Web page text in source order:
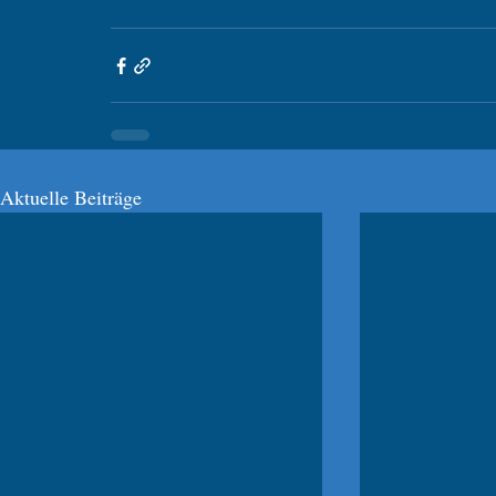
Aktuelle Beiträge